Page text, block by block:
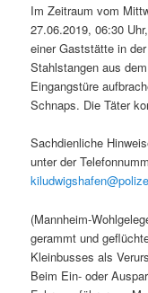
Im Zeitraum vom
27.06.2019, 06:30
einer Gaststätte in
Stahlstangen aus
Eingangstüre
Schnaps. Die Täter
Sachdienliche
unter der
(Mannheim-
gerammt und
Kleinbusses als
Beim Ein- oder